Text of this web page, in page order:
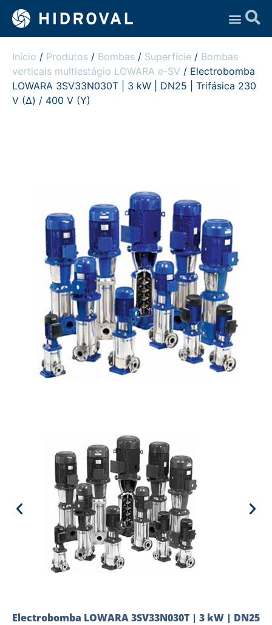
Início / Produtos / Bombas / Superfície / Bombas
verticais multiestágio LOWARA e-SV / Electrobomba
LOWARA 3SV33N030T | 3 kW | DN25 | Trifásica 230
V (Δ) / 400 V (Y)
Electrobomba LOWARA 3SV33N030T | 3 kW | DN25